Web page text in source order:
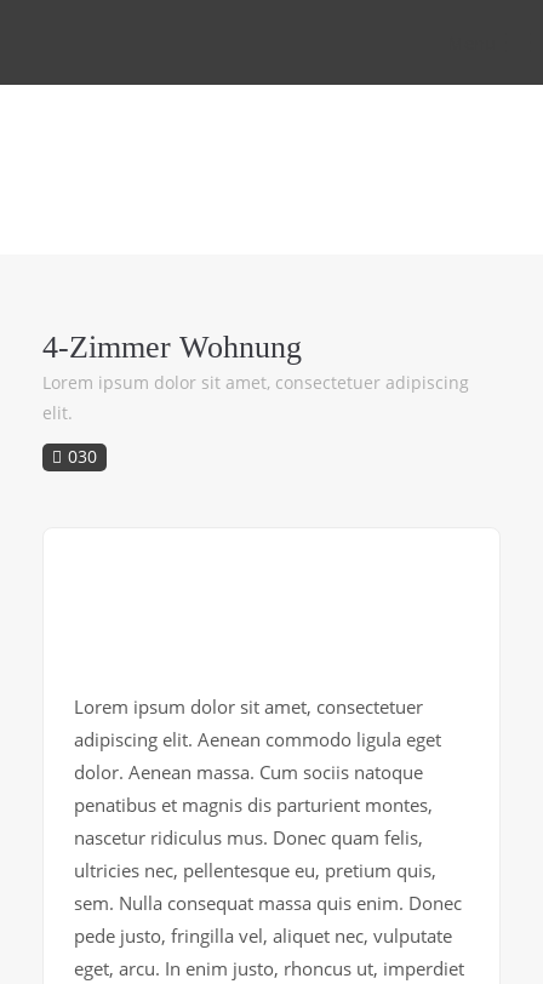
4-Zimmer Wohnung
Lorem ipsum dolor sit amet, consectetuer adipiscing
elit.
030
Lorem ipsum dolor sit amet, consectetuer
adipiscing elit. Aenean commodo ligula eget
dolor. Aenean massa. Cum sociis natoque
penatibus et magnis dis parturient montes,
nascetur ridiculus mus. Donec quam felis,
ultricies nec, pellentesque eu, pretium quis,
sem. Nulla consequat massa quis enim. Donec
pede justo, fringilla vel, aliquet nec, vulputate
eget, arcu. In enim justo, rhoncus ut, imperdiet